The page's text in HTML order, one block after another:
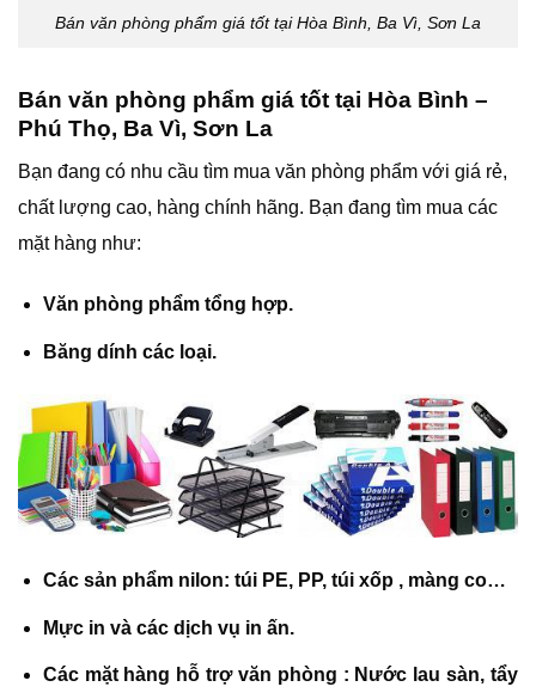
Bán văn phòng phẩm giá tốt tại Hòa Bình, Ba Vì, Sơn La
Bán văn phòng phẩm giá tốt tại Hòa Bình –
Phú Thọ, Ba Vì, Sơn La
Bạn đang có nhu cầu tìm mua văn phòng phẩm với giá rẻ,
chất lượng cao, hàng chính hãng. Bạn đang tìm mua các
mặt hàng như:
Văn phòng phẩm tổng hợp.
Băng dính các loại.
Các sản phẩm nilon: túi PE, PP, túi xốp , màng co…
Mực in và các dịch vụ in ấn.
Các mặt hàng hỗ trợ văn phòng : Nước lau sàn, tẩy